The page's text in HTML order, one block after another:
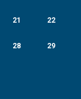
21 22
28 29